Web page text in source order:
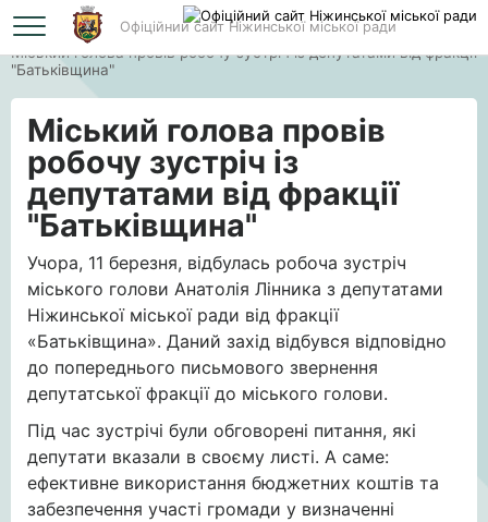
Офіційний сайт Ніжинської міської ради
Головна
Міський голова провів робочу зустріч із депутатами від фракції
"Батьківщина"
Міський голова провів
робочу зустріч із
депутатами від фракції
"Батьківщина"
Учора, 11 березня, відбулась робоча зустріч
міського голови Анатолія Лінника з депутатами
Ніжинської міської ради від фракції
«Батьківщина». Даний захід відбувся відповідно
до попереднього письмового звернення
депутатської фракції до міського голови.
Під час зустрічі були обговорені питання, які
депутати вказали в своєму листі. А саме:
ефективне використання бюджетних коштів та
забезпечення участі громади у визначенні